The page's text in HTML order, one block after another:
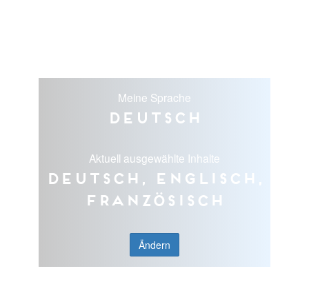
Meine Sprache
Deutsch
Aktuell ausgewählte Inhalte
Deutsch, Englisch,
Französisch
Ändern